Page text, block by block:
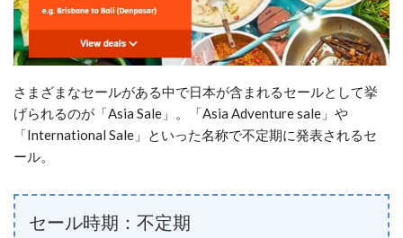
さまざまなセールがある中で日本が含まれるセールとして挙
げられるのが「Asia Sale」。「Asia Adventure sale」や
「International Sale」といった名称で不定期に発表されるセ
ール。
セール時期：不定期